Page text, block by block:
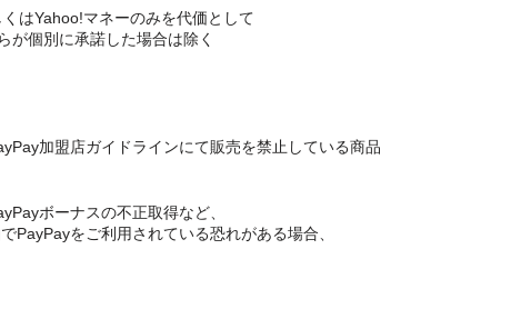
はYahoo!マネーのみを代価として
が個別に承諾した場合は除く
加盟店ガイドラインにて販売を禁止している商品
ボーナスの不正取得など、
PayPayをご利用されている恐れがある場合、